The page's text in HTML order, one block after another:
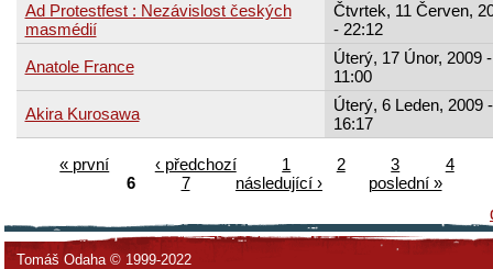
Ad Protestfest : Nezávislost českých
masmédií
Čtvrtek, 11 Červen,
- 22:12
Anatole France
Úterý, 17 Únor, 2009 -
11:00
Akira Kurosawa
Úterý, 6 Leden, 2009 -
16:17
« první ‹ předchozí 1 2 3
4
6
7 následující ›
poslední »
Tomáš Odaha © 1999-2022